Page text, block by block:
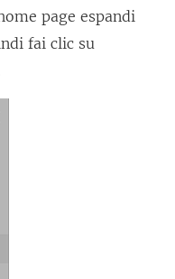
page espandi
fai clic su